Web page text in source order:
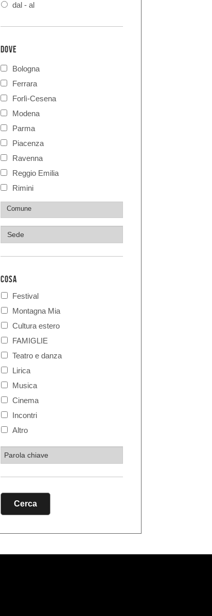
dal - al
DOVE
Bologna
Ferrara
Forlì-Cesena
Modena
Parma
Piacenza
Ravenna
Reggio Emilia
Rimini
COSA
Festival
Montagna Mia
Cultura estero
FAMIGLIE
Teatro e danza
Lirica
Musica
Cinema
Incontri
Altro
Cerca